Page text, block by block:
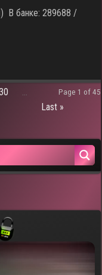
В банке: 289688 /
Page 1 of 45
...
Last »